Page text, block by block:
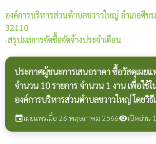
องค์การบริหารส่วนตำบลขวาวใหญ่ อำเภอศีข
32110
›สรุปผลการจัดซื้อจัดจ้างประจำเดือน
ประกาศผู้ชนะการเสนอราคา ซื้อวัสดุเผย
จำนวน 10 รายการ จำนวน 1 งาน เพื่อใช้ใ
องค์การบริหารส่วนตำบลขวาวใหญ่ โดยวิธี
eventเผยแพร่เมื่อ 26 พฤษภาคม 2566visibilityเปิดอ่าน